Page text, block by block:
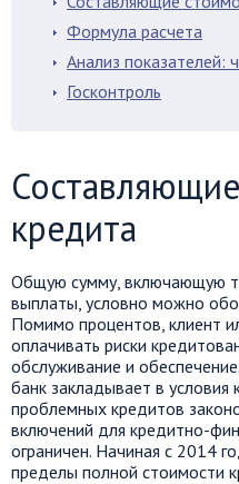
Формула расчета
Анализ показателей:
Госконтроль
кредита
Общую сумму, включающую
выплаты, условно можно
Помимо процентов, клиент
оплачивать риски
обслуживание и
банк закладывает в
проблемных кредитов
включений для кредитно-
ограничен. Начиная с 2014
пределы полной стоимости